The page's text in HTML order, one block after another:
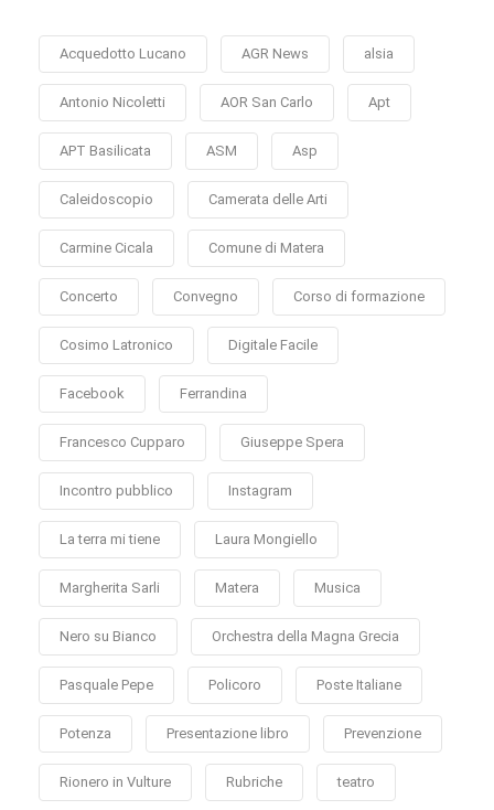
Acquedotto Lucano AGR News alsia
Antonio Nicoletti AOR San Carlo Apt
APT Basilicata ASM Asp
Caleidoscopio Camerata delle Arti
Carmine Cicala Comune di Matera
Concerto Convegno Corso di formazione
Cosimo Latronico Digitale Facile
Facebook Ferrandina
Francesco Cupparo Giuseppe Spera
Incontro pubblico Instagram
La terra mi tiene Laura Mongiello
Margherita Sarli Matera Musica
Nero su Bianco Orchestra della Magna Grecia
Pasquale Pepe Policoro Poste Italiane
Potenza Presentazione libro Prevenzione
Rionero in Vulture Rubriche teatro